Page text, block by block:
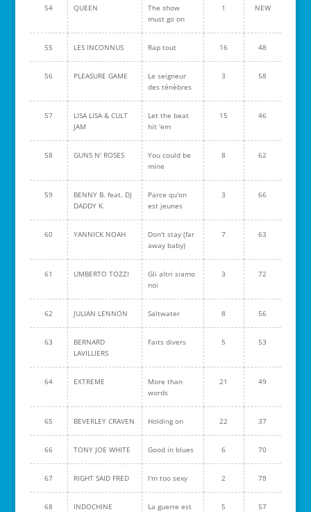
54 QUEEN
The show
must go on
1 NEW
55 LES INCONNUS Rap tout 16 48
56 PLEASURE GAME
Le seigneur
des ténèbres
3 58
57
LISA LISA & CULT
JAM
Let the beat
hit 'em
15 46
58 GUNS N' ROSES
You could be
mine
8 62
59
BENNY B. feat. DJ
DADDY K.
Parce qu'on
est jeunes
3 66
60 YANNICK NOAH
Don't stay (far
away baby)
7 63
61 UMBERTO TOZZI
Gli altri siamo
noi
3 72
62 JULIAN LENNON Saltwater 8 56
63
BERNARD
LAVILLIERS
Faits divers 5 53
64 EXTREME
More than
words
21 49
65 BEVERLEY CRAVEN Holding on 22 37
66 TONY JOE WHITE Good in blues 6 70
67 RIGHT SAID FRED I'm too sexy 2 78
68 INDOCHINE
La guerre est
5 57